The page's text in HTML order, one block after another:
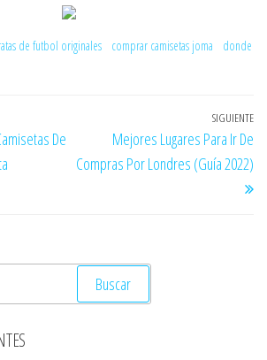
de futbol originales comprar camisetas joma
donde
De
SIGUIENTE
Mejores Lugares Para Ir De
Compras Por Londres (Guía 2022)